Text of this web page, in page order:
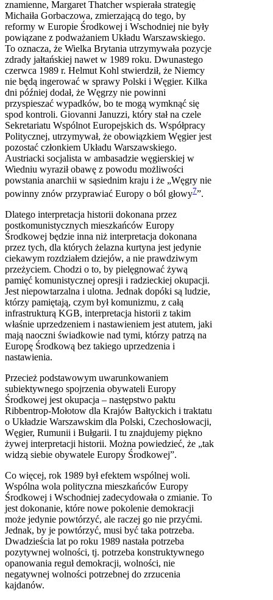
znamienne, Margaret Thatcher wspierała strategię
Michaiła Gorbaczowa, zmierzającą do tego, by
reformy w Europie Środkowej i Wschodniej nie były
powiązane z podważaniem Układu Warszawskiego.
To oznacza, że Wielka Brytania utrzymywała pozycje
zdrady jałtańskiej nawet w 1989 roku. Dwunastego
czerwca 1989 r. Helmut Kohl stwierdził, że Niemcy
nie będą ingerować w sprawy Polski i Węgier. Kilka
dni później dodał, że Węgrzy nie powinni
przyspieszać wypadków, bo te mogą wymknąć się
spod kontroli. Giovanni Januzzi, który stał na czele
Sekretariatu Wspólnot Europejskich ds. Współpracy
Politycznej, utrzymywał, że obowiązkiem Węgier jest
pozostać członkiem Układu Warszawskiego.
Austriacki socjalista w ambasadzie węgierskiej w
Wiedniu wyraził obawę z powodu możliwości
powstania anarchii w sąsiednim kraju i że „Węgry nie
powinny znów przyprawiać Europy o ból głowy7”.
Dlatego interpretacja historii dokonana przez
postkomunistycznych mieszkańców Europy
Środkowej będzie inna niż interpretacja dokonana
przez tych, dla których żelazna kurtyna jest jedynie
ciekawym rozdziałem dziejów, a nie prawdziwym
przeżyciem. Chodzi o to, by pielęgnować żywą
pamięć komunistycznej opresji i radzieckiej okupacji.
Jest niepowtarzalna i ulotna. Jednak dopóki są ludzie,
którzy pamiętają, czym był komunizmu, z całą
infrastrukturą KGB, interpretacja historii z takim
właśnie uprzedzeniem i nastawieniem jest atutem, jaki
mają naoczni świadkowie nad tymi, którzy patrzą na
Europę Środkową bez takiego uprzedzenia i
nastawienia.
Przecież podstawowym uwarunkowaniem
subiektywnego spojrzenia obywateli Europy
Środkowej jest okupacja – następstwo paktu
Ribbentrop-Mołotow dla Krajów Bałtyckich i traktatu
o Układzie Warszawskim dla Polski, Czechosłowacji,
Węgier, Rumunii i Bułgarii. I tu znajdujemy piękno
żywej interpretacji historii. Można powiedzieć, że „tak
widzą siebie obywatele Europy Środkowej”.
Co więcej, rok 1989 był efektem wspólnej woli.
Wspólna wola polityczna mieszkańców Europy
Środkowej i Wschodniej zadecydowała o zmianie. To
jest dokonanie, które nowe pokolenie demokracji
może jedynie powtórzyć, ale raczej go nie przyćmi.
Jednak, by je powtórzyć, musi być taka potrzeba.
Dwadzieścia lat po roku 1989 nastała potrzeba
pozytywnej wolności, tj. potrzeba konstruktywnego
opanowania reguł demokracji, wolności, nie
negatywnej wolności potrzebnej do zrzucenia
kajdanów.